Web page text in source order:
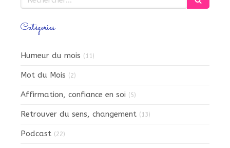
Catégories
Humeur du mois (11)
Mot du Mois (2)
Affirmation, confiance en soi (5)
Retrouver du sens, changement (13)
Podcast (22)